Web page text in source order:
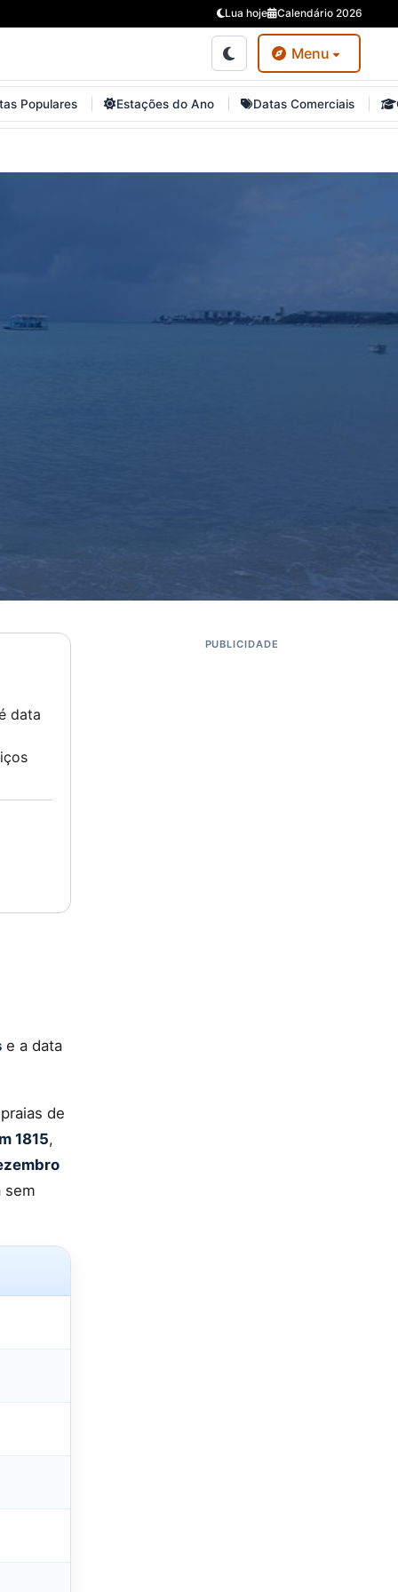
Lua hoje Calendário 2026
Menu
Populares Estações do Ano Datas Comerciais
data
e a data
de
1815,
sem
PUBLICIDADE